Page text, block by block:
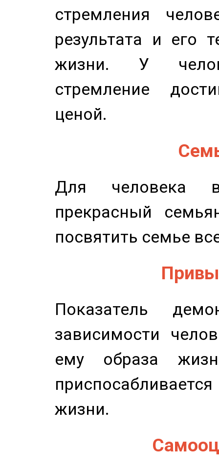
стремления
результата и его
жизни. У
стремление
ценой.
Для человека
прекрасный
посвятить семье
Показатель
зависимости
ему образа
жизни.